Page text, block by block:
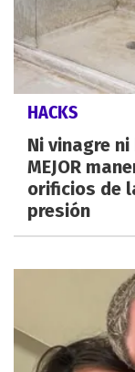
HACKS
Ni vinagre
MEJOR
orificios de
presión